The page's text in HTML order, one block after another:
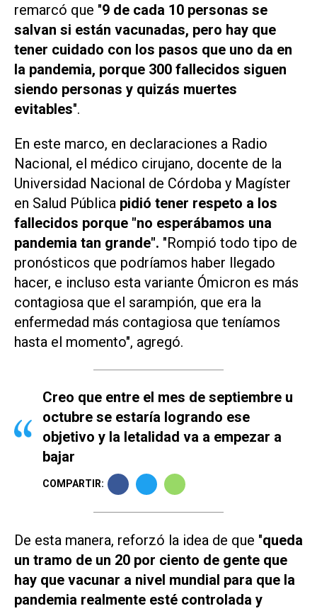
remarcó que "9 de cada 10 personas se
salvan si están vacunadas, pero hay que
tener cuidado con los pasos que uno da en
la pandemia, porque 300 fallecidos siguen
siendo personas y quizás muertes
evitables".
En este marco, en declaraciones a Radio
Nacional, el médico cirujano, docente de la
Universidad Nacional de Córdoba y Magíster
en Salud Pública pidió tener respeto a los
fallecidos porque "no esperábamos una
pandemia tan grande". "Rompió todo tipo de
pronósticos que podríamos haber llegado
hacer, e incluso esta variante Ómicron es más
contagiosa que el sarampión, que era la
enfermedad más contagiosa que teníamos
hasta el momento", agregó.
Creo que entre el mes de septiembre u
octubre se estaría logrando ese
objetivo y la letalidad va a empezar a
bajar
COMPARTIR:
De esta manera, reforzó la idea de que "queda
un tramo de un 20 por ciento de gente que
hay que vacunar a nivel mundial para que la
pandemia realmente esté controlada y